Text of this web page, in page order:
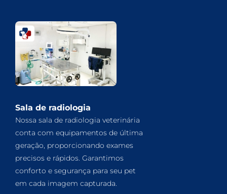
Sala de radiologia
Nossa sala de radiologia veterinária
conta com equipamentos de última
geração, proporcionando exames
precisos e rápidos. Garantimos
conforto e segurança para seu pet
em cada imagem capturada.